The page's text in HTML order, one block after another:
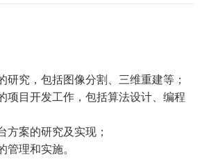
研究，包括图像分割、三维重建等；
项目开发工作，包括算法设计、编程
方案的研究及实现；
管理和实施。